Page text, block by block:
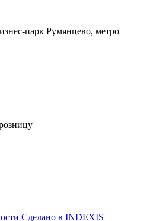
парк Румянцево, метро
Сделано в INDEXIS